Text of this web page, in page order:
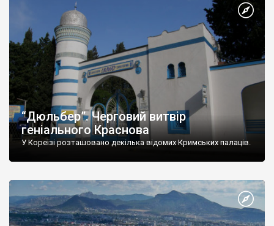
“Дюльбер”. Черговий витвір
геніального Краснова
У Кореїзі розташовано декілька відомих Кримських палаців.